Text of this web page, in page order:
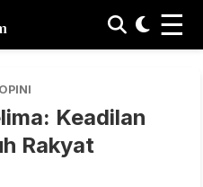
☰
Keadilan
Rakyat